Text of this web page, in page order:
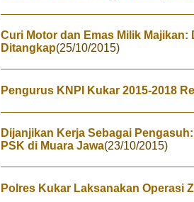
Curi Motor dan Emas Milik Majikan:
Ditangkap(25/10/2015)
Pengurus KNPI Kukar 2015-2018
Dijanjikan Kerja Sebagai
PSK di Muara Jawa(23/10/2015)
Polres Kukar Laksanakan Operasi